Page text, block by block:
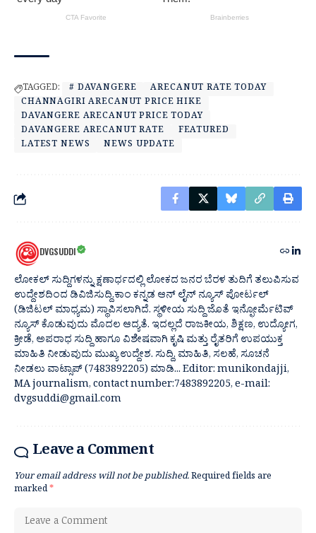
TAGGED: # DAVANGERE
ARECANUT RATE TODAY
CHANNAGIRI ARECANUT PRICE HIKE
DAVANGERE ARECANUT PRICE TODAY
DAVANGERE ARECANUT RATE
FEATURED
LATEST NEWS
NEWS UPDATE
DVGSUDDI
ಲೋಕಲ್ ಸುದ್ದಿಗಳನ್ನು ಕ್ಷಣಾರ್ಧದಲ್ಲಿ ಲೋಕದ ಜನರ ಬೆರಳ ತುದಿಗೆ ತಲುಪಿಸುವ
ಉದ್ದೇಶದಿಂದ ಡಿವಿಜಿಸುದ್ದಿ.ಕಾಂ ಕನ್ನಡ ಆನ್ ಲೈನ್ ನ್ಯೂಸ್ ಪೋರ್ಟಲ್
(ಡಿಜಿಟಲ್ ಮಾಧ್ಯಮ) ಸ್ಥಾಪಿಸಲಾಗಿದೆ. ಸ್ಥಳೀಯ ಸುದ್ದಿ ಜೊತೆ ಇನ್ಫೋರ್ಮೆಟಿವ್
ನ್ಯೂಸ್ ಕೊಡುವುದು ಮೊದಲ ಆದ್ಯತೆ. ಇದಲ್ಲದೆ ರಾಜಕೀಯ, ಶಿಕ್ಷಣ, ಉದ್ಯೋಗ,
ಕ್ರೀಡೆ, ಅಪರಾಧ ಸುದ್ದಿ ಹಾಗೂ ವಿಶೇಷವಾಗಿ ಕೃಷಿ ಮತ್ತು ರೈತರಿಗೆ ಉಪಯುಕ್ತ
ಮಾಹಿತಿ ನೀಡುವುದು ಮುಖ್ಯ ಉದ್ದೇಶ. ಸುದ್ದಿ, ಮಾಹಿತಿ, ಸಲಹೆ, ಸೂಚನೆ
ನೀಡಲು ವಾಟ್ಸಾಪ್ (7483892205) ಮಾಡಿ... Editor: munikondajji,
MA journalism, contact number:7483892205, e-mail:
dvgsuddi@gmail.com
Leave a Comment
Your email address will not be published.Required fields are
marked*